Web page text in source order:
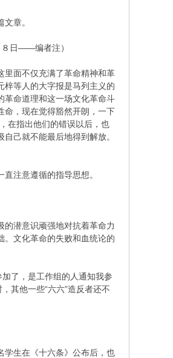
章。
日——编者注）
面不仅充满了革命精神和革
梓等人的大字报是马列主义的
革命道理和这一场文化革命斗
命，现在觉得豁然开朗，一下
在指出他们的错误以后，也
己就不能最后地得到解放。
注意遵循的指导思想。
潜意识顽强地对抗着革命力
。文化革命的失败和血统论的
了，是工作组的人通知我参
其他一些“六六”造反者还不
生在《十六条》公布后，也